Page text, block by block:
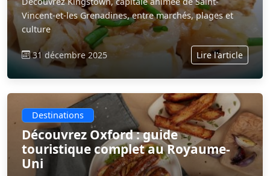
Vincent-et-les Grenadines, entre marchés, plages et
culture
31 décembre 2025 Lire l'article
Destinations
Découvrez Oxford : guide
touristique complet au Royaume-
Uni